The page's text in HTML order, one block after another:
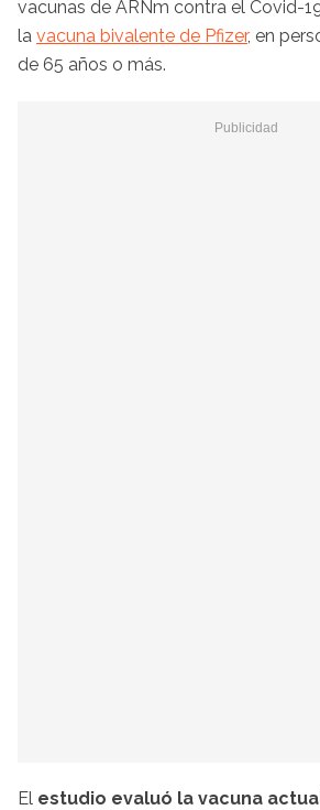
vacunas de ARNm contra el Covid-
la vacuna bivalente de Pfizer, en
de 65 años o más.
El estudio evaluó la vacuna